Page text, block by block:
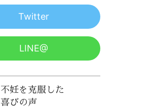
Twitter
LINE@
不妊を克服した
喜びの声